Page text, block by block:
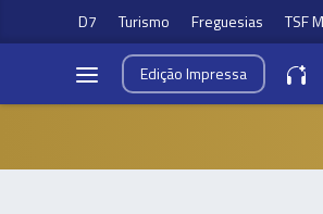
D7 Turismo Freguesias TSF
EdiçãoImpressa